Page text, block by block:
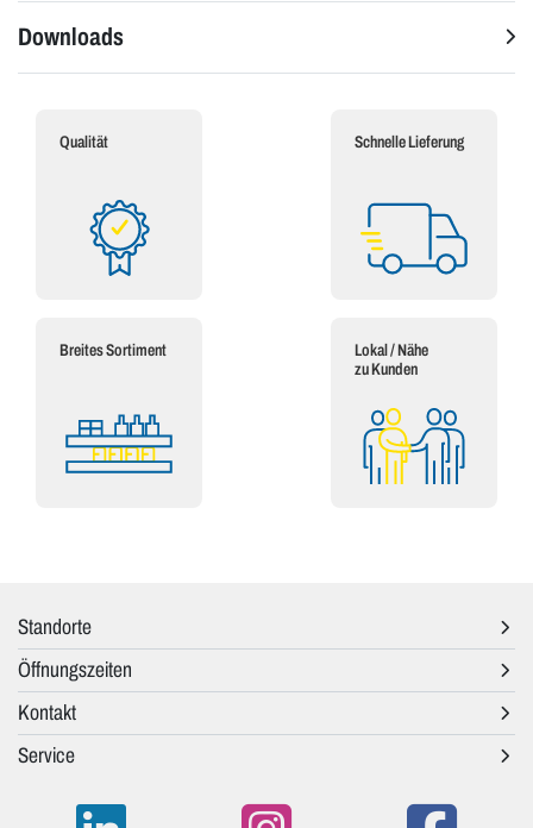
Downloads
Qualität Schnelle Lieferung
Breites Sortiment
Lokal / Nähe
zu Kunden
Standorte
Öffnungszeiten
Kontakt
Service